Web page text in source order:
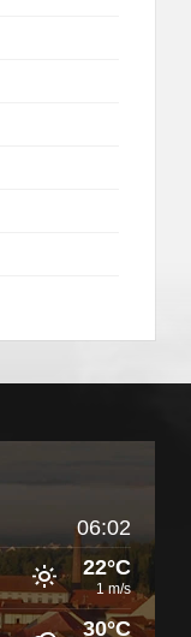
06:02
22°C
1 m/s
30°C